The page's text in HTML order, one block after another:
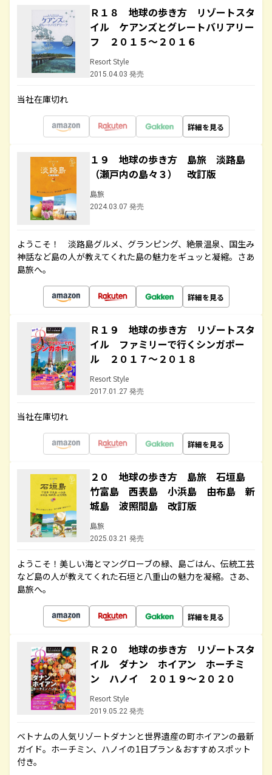
Ｒ１８ 地球の歩き方 リゾートスタ
イル ケアンズとグレートバリアリー
フ ２０１５～２０１６
Resort Style
2015.04.03 発売
当社在庫切れ
詳細を見る
１９ 地球の歩き方 島旅 淡路島
（瀬戸内の島々３） 改訂版
島旅
2024.03.07 発売
ようこそ！ 淡路島グルメ、グランピング、絶景温泉、国生み
神話など島の人が教えてくれた島の魅力をギュッと凝縮。さあ
島旅へ。
詳細を見る
Ｒ１９ 地球の歩き方 リゾートスタ
イル ファミリーで行くシンガポー
ル ２０１７～２０１８
Resort Style
2017.01.27 発売
当社在庫切れ
詳細を見る
２０ 地球の歩き方 島旅 石垣島
竹富島 西表島 小浜島 由布島 新
城島 波照間島 改訂版
島旅
2025.03.21 発売
ようこそ！美しい海とマングローブの緑、島ごはん、伝統工芸
など島の人が教えてくれた石垣と八重山の魅力を凝縮。さあ、
島旅へ。
詳細を見る
Ｒ２０ 地球の歩き方 リゾートスタ
イル ダナン ホイアン ホーチミ
ン ハノイ ２０１９～２０２０
Resort Style
2019.05.22 発売
ベトナムの人気リゾートダナンと世界遺産の町ホイアンの最新
ガイド。ホーチミン、ハノイの1日プラン＆おすすめスポット
付き。